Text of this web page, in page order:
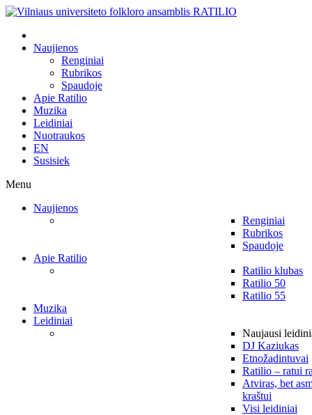
Naujienos
Renginiai
Rubrikos
Spaudoje
Apie Ratilio
Muzika
Leidiniai
Nuotraukos
EN
Susisiek
Menu
Naujienos
Renginiai
Rubrikos
Spaudoje
Apie Ratilio
Ratilio klubas
Ratilio 50
Ratilio 55
Muzika
Leidiniai
Naujausi
DJ Kaziukas
Etnožadintuvai
Ratilio – ratui
Atviras, bet
kraštui
Visi leidiniai